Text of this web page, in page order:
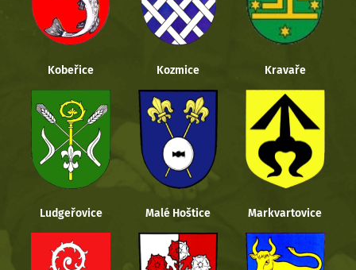
Kobeřice Kozmice Kravaře
Ludgeřovice Malé Hoštice Markvartovice